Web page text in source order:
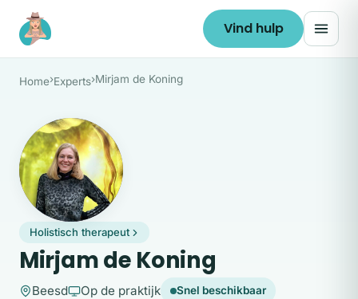
Ga naar de inhoud
Vind hulp
Home›Experts›Mirjam de Koning
MD
Holistisch therapeut
Mirjam de Koning
Beesd Op de praktijk Snel beschikbaar